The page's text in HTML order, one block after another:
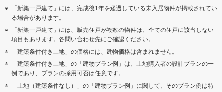
「新築一戸建て」には、完成後1年を経過している未入居物件が掲載されてい
る場合があります。
「新築一戸建て」には、販売住戸が複数の物件は、全ての住戸に該当しない
項目もあります。各問い合わせ先にご確認ください。
「建築条件付き土地」の価格には、建物価格は含まれません。
「建築条件付き土地」の「建物プラン例」は、土地購入者の設計プランの一
例であり、プランの採用可否は任意です。
「土地（建築条件なし）」の「建物プラン例」に関して、そのプラン例は特